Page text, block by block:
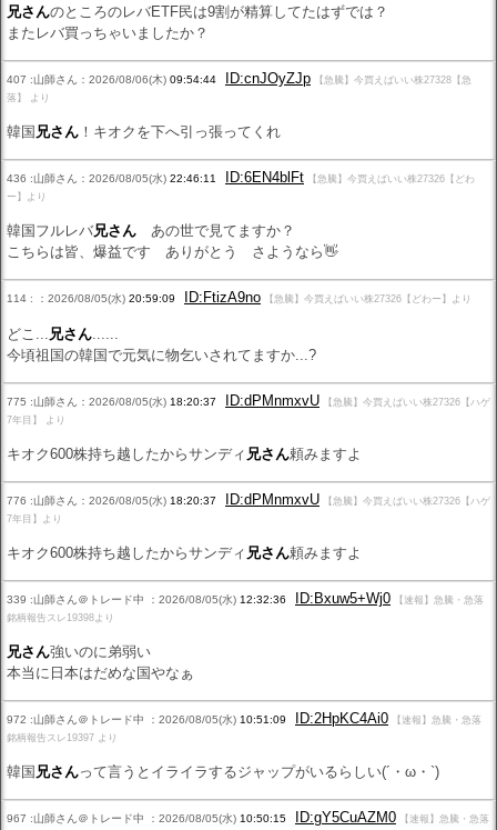
兄さんのところのレバETF民は9割が精算してたはずでは？
またレバ買っちゃいましたか？
407 :山師さん：2026/08/06(木) 09:54:44 ID:cnJOyZJp
【急騰】今買えばいい株27328【急
落】 より
韓国 兄さん ！キオクを下へ引っ張ってくれ
436 :山師さん：2026/08/05(水) 22:46:11 ID:6EN4blFt
【急騰】今買えばいい株27326【どわ
ー】より
韓国フルレバ兄さん あの世で見てますか？
こちらは皆、爆益です ありがとう さようなら👋
114 : ：2026/08/05(水) 20:59:09 ID:FtizA9no 【急騰】今買えばいい株27326【どわー】より
どこ...兄さん......
今頃祖国の韓国で元気に物乞いされてますか...?
775 :山師さん：2026/08/05(水) 18:20:37 ID:dPMnmxvU
【急騰】今買えばいい株27326【ハゲ
7年目】 より
キオク600株持ち越したからサンディ 兄さん頼みますよ
776 :山師さん：2026/08/05(水) 18:20:37 ID:dPMnmxvU
【急騰】今買えばいい株27326【ハゲ
7年目】より
キオク600株持ち越したからサンディ 兄さん頼みますよ
339 :山師さん＠トレード中 ：2026/08/05(水) 12:32:36 ID:Bxuw5+Wj0
【速報】急騰・急落
銘柄報告スレ19398より
兄さん強いのに弟弱い
本当に日本はだめな国やなぁ
972 :山師さん＠トレード中 ：2026/08/05(水) 10:51:09 ID:2HpKC4Ai0
【速報】急騰・急落
銘柄報告スレ19397 より
韓国 兄さんって言うとイライラするジャップがいるらしい(´・ω・`)
967 :山師さん＠トレード中 ：2026/08/05(水) 10:50:15 ID:gY5CuAZM0
【速報】急騰・急落